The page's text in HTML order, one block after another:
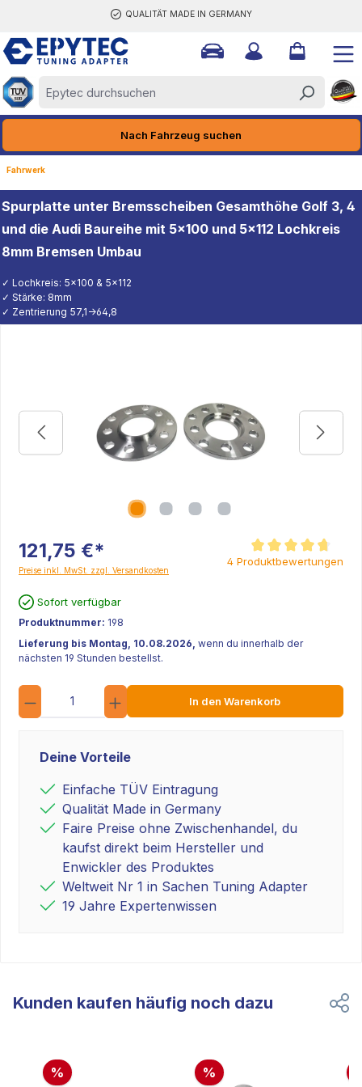
QUALITÄT MADE IN GERMANY
Nach Fahrzeug suchen
Fahrwerk
Spurplatte unter Bremsscheiben Gesamthöhe Golf 3, 4
und die Audi Baureihe mit 5x100 und 5x112 Lochkreis
8mm Bremsen Umbau
✓ Lochkreis: 5x100 & 5x112
✓ Stärke: 8mm
✓ Zentrierung 57,1->64,8
121,75 €*
Preise inkl. MwSt. zzgl. Versandkosten
Durchschnittliche
4 Produktbewertungen
Sofort verfügbar
Produktnummer: 198
Lieferung bis Montag, 10.08.2026, wenn du innerhalb der
nächsten 19 Stunden bestellst.
Anzahl
In den Warenkorb
Deine Vorteile
Einfache TÜV Eintragung
Qualität Made in Germany
Faire Preise ohne Zwischenhandel, du
kaufst direkt beim Hersteller und
Enwickler des Produktes
Weltweit Nr 1 in Sachen Tuning Adapter
19 Jahre Expertenwissen
Kunden kaufen häufig noch dazu
%
%